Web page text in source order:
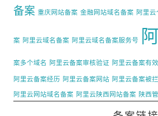
备案 重庆网站备案 金融网站域名备案 阿里云
案 阿里云域名备案 阿里云域名备案服务号
案多个域名 阿里云备案审核验证 阿里云备案有
阿里云备案经历 阿里云备案网站 阿里云备案被
阿里云网站域名备案 阿里云陕西网站备案 陕西